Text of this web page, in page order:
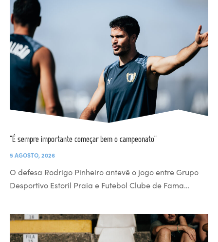
“É sempre importante começar bem o campeonato”
5 AGOSTO, 2026
O defesa Rodrigo Pinheiro antevê o jogo entre Grupo
Desportivo Estoril Praia e Futebol Clube de Fama…